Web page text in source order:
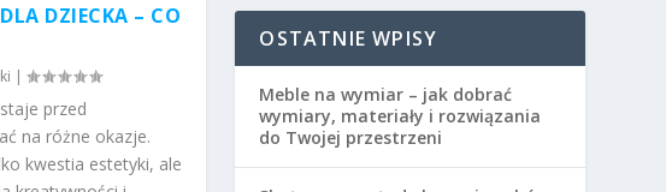
DZIECKA – CO
|
przed
na różne okazje.
kwestia estetyki, ale
OSTATNIE WPISY
Meble na wymiar – jak dobrać
wymiary, materiały i rozwiązania
do Twojej przestrzeni